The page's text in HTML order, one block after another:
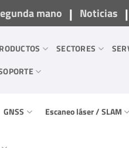
mano | Noticias |
SECTORES
GNSS Escaneo láser / SLAM